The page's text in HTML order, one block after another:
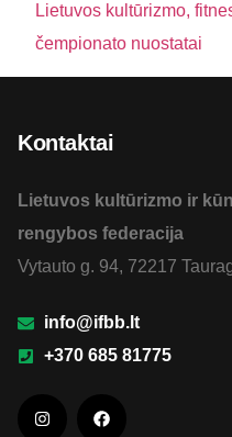
Lietuvos kultūrizmo,
čempionato nuostatai
Kontaktai
Lietuvos kultūrizmo ir
rengybos federacija
Vytauto g. 94, 72217
info@ifbb.lt
+370 685 81775